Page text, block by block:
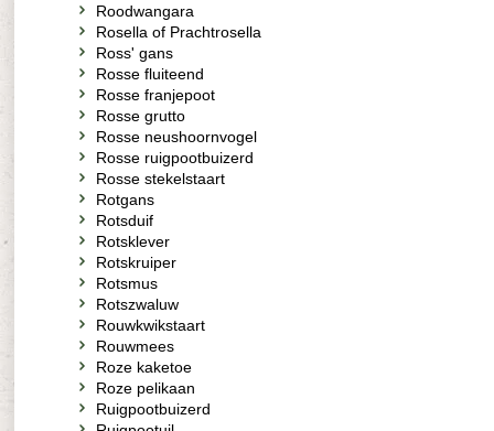
Roodwangara
Rosella of Prachtrosella
Ross' gans
Rosse fluiteend
Rosse franjepoot
Rosse grutto
Rosse neushoornvogel
Rosse ruigpootbuizerd
Rosse stekelstaart
Rotgans
Rotsduif
Rotsklever
Rotskruiper
Rotsmus
Rotszwaluw
Rouwkwikstaart
Rouwmees
Roze kaketoe
Roze pelikaan
Ruigpootbuizerd